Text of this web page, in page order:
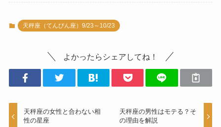
天秤座（てんびん座）9/23～10/23
よかったらシェアしてね！
天秤座の女性と合わない相
性の星座
天秤座の男性はモテる？そ
の理由を解説